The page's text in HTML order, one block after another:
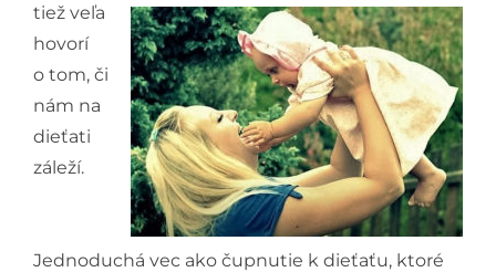
tiež veľa
hovorí
o tom, či
nám na
dieťati
záleží.
Jednoduchá vec ako čupnutie k dieťaťu, ktoré